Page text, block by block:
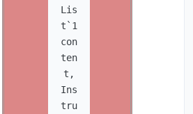
Lis
t`1
con
ten
t,
Ins
tru